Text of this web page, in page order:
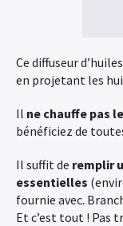
Ce diffuseur
en projetant les
Il ne chauffe pas
bénéficiez de
Il suffit de remplir
essentielles
fournie avec.
Et c’est tout ! Pas